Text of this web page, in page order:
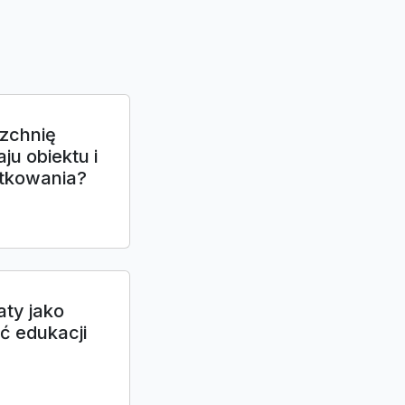
obiektu i
jako
edukacji